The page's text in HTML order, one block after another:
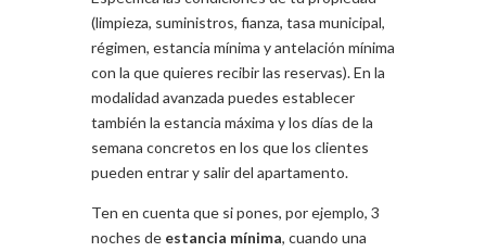
(limpieza, suministros, fianza, tasa municipal,
régimen, estancia mínima y antelación mínima
con la que quieres recibir las reservas). En la
modalidad avanzada puedes establecer
también la estancia máxima y los días de la
semana concretos en los que los clientes
pueden entrar y salir del apartamento.
Ten en cuenta que si pones, por ejemplo, 3
noches de estancia mínima, cuando una